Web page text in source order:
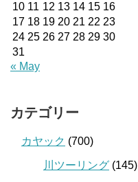
10 11 12 13 14 15 16
17 18 19 20 21 22 23
24 25 26 27 28 29 30
31
« May
カテゴリー
カヤック (700)
川ツーリング (145)